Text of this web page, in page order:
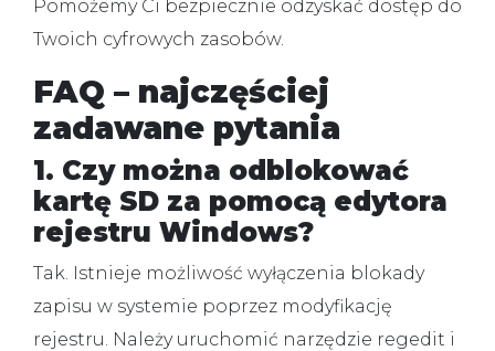
Pomożemy Ci bezpiecznie odzyskać dostęp do
Twoich cyfrowych zasobów.
FAQ – najczęściej
zadawane pytania
1. Czy można odblokować
kartę SD za pomocą edytora
rejestru Windows?
Tak. Istnieje możliwość wyłączenia blokady
zapisu w systemie poprzez modyfikację
rejestru. Należy uruchomić narzędzie regedit i